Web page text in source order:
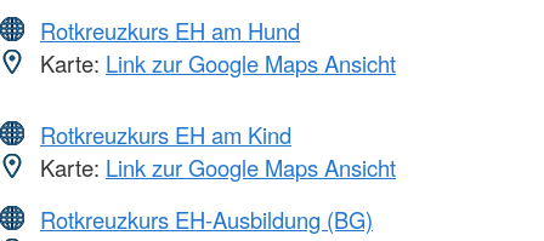
Rotkreuzkurs EH am Hund
Karte: Link zur Google Maps Ansicht
Rotkreuzkurs EH am Kind
Karte: Link zur Google Maps Ansicht
Rotkreuzkurs EH-Ausbildung (BG)